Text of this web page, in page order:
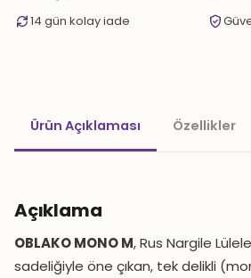
14 gün kolay iade
Ürün Açıklaması Özellikler
Açıklama
OBLAKO MONO M, Rus Nargile
sadeliğiyle öne çıkan, tek delikli